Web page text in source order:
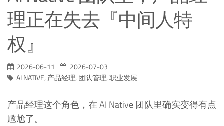
理正在失去『中间人特
权』
2026-06-11
2026-07-03
AI NATIVE, 产品经理, 团队管理,职业发展
产品经理这个角色，在 AI Native 团队里确实变得有点
尴尬了。